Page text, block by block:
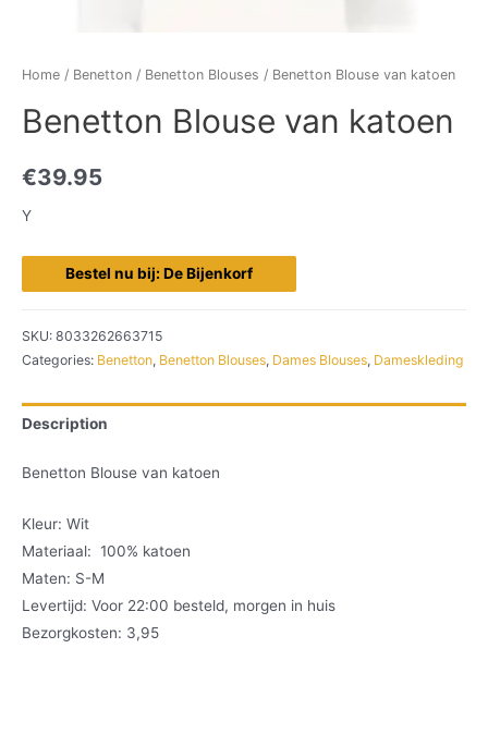
Home / Benetton / Benetton Blouses / Benetton Blouse van katoen
Benetton Blouse van katoen
€39.95
Y
Bestel nu bij: De Bijenkorf
SKU: 8033262663715
Categories: Benetton, Benetton Blouses, Dames Blouses, Dameskleding
Description
Benetton Blouse van katoen
Kleur: Wit
Materiaal: 100% katoen
Maten: S-M
Levertijd: Voor 22:00 besteld, morgen in huis
Bezorgkosten: 3,95